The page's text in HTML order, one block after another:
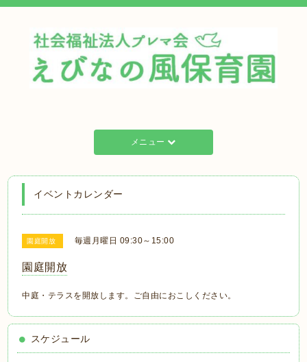
メニュー
イベントカレンダー
園庭開放 毎週月曜日 09:30～15:00
園庭開放
中庭・テラスを開放します。ご自由におこしください。
スケジュール